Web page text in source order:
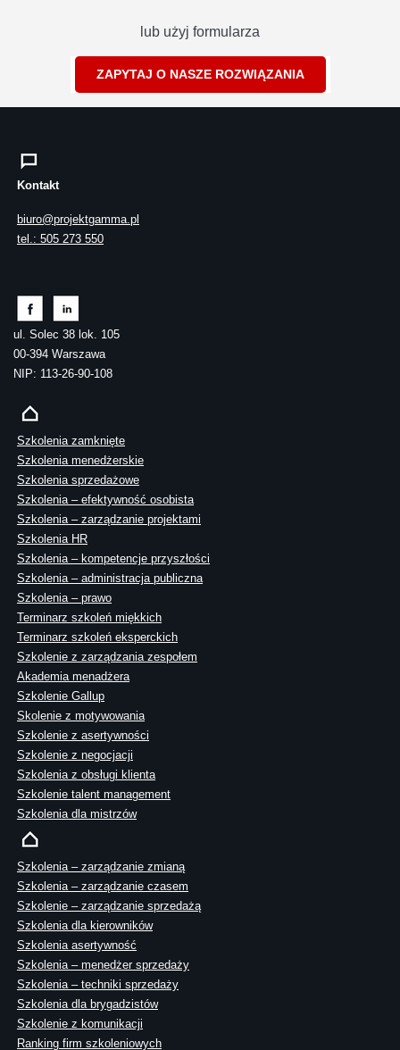
lub użyj formularza
ZAPYTAJ O NASZE ROZWIĄZANIA
Kontakt
biuro@projektgamma.pl
tel.: 505 273 550
ul. Solec 38 lok. 105
00-394 Warszawa
NIP: 113-26-90-108
Szkolenia zamknięte
Szkolenia menedżerskie
Szkolenia sprzedażowe
Szkolenia – efektywność osobista
Szkolenia – zarządzanie projektami
Szkolenia HR
Szkolenia – kompetencje przyszłości
Szkolenia – administracja publiczna
Szkolenia – prawo
Terminarz szkoleń miękkich
Terminarz szkoleń eksperckich
Szkolenie z zarządzania zespołem
Akademia menadżera
Szkolenie Gallup
Skolenie z motywowania
Szkolenie z asertywności
Szkolenie z negocjacji
Szkolenia z obsługi klienta
Szkolenie talent management
Szkolenia dla mistrzów
Szkolenia – zarządzanie zmianą
Szkolenia – zarządzanie czasem
Szkolenie – zarządzanie sprzedażą
Szkolenia dla kierowników
Szkolenia asertywność
Szkolenia – menedżer sprzedaży
Szkolenia – techniki sprzedaży
Szkolenia dla brygadzistów
Szkolenie z komunikacji
Ranking firm szkoleniowych